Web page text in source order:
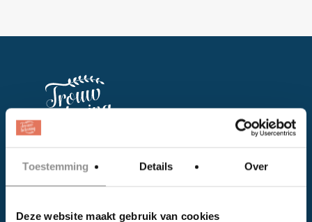
Toestemming Details Over
Deze website maakt gebruik van cookies
Facebook
Instagram